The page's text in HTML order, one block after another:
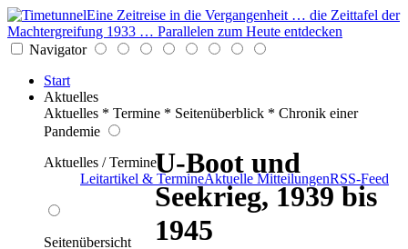
Eine Zeitreise in die Vergangenheit … die Zeittafel der
Machtergreifung 1933 … Parallelen zum Heute entdecken
Navigator
Start
Aktuelles
Aktuelles * Termine * Seitenüberblick * Chronik einer
Pandemie
Aktuelles / Termine
Leitartikel & TermineAktuelle MitteilungenRSS-Feed
Seitenübersicht
U-Boot und
Seekrieg, 1939 bis
1945